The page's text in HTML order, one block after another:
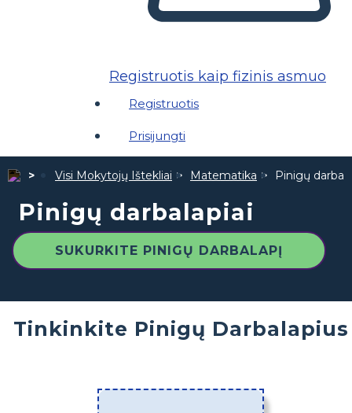
Registruotis kaip fizinis asmuo
Registruotis
Prisijungti
Visi Mokytojų Ištekliai Matematika Pinigų
Pinigų darbalapiai
SUKURKITE PINIGŲ DARBALAPĮ
Tinkinkite Pinigų Darbalapius